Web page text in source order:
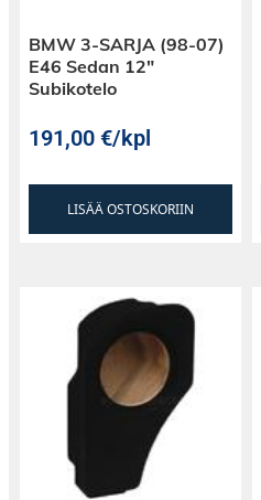
BMW 3-SARJA (98-07)
E46 Sedan 12″
Subikotelo
191,00€/kpl
LISÄÄ OSTOSKORIIN